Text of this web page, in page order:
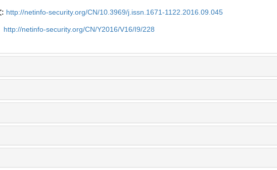
: http://netinfo-security.org/CN/10.3969/j.issn.1671-1122.2016.09.045
http://netinfo-security.org/CN/Y2016/V16/I9/228